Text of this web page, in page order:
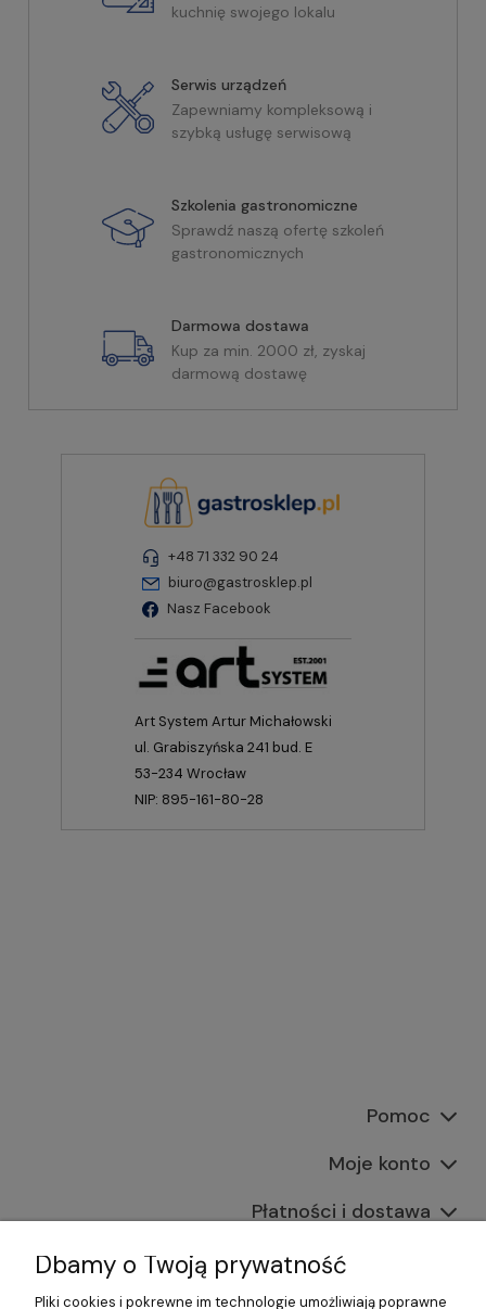
kuchnię swojego lokalu
Serwis urządzeń
Zapewniamy kompleksową i
szybką usługę serwisową
Szkolenia gastronomiczne
Sprawdź naszą ofertę szkoleń
gastronomicznych
Darmowa dostawa
Kup za min. 2000 zł, zyskaj
darmową dostawę
+48 71 332 90 24
biuro@gastrosklep.pl
Nasz Facebook
Art System Artur Michałowski
ul. Grabiszyńska 241 bud. E
53-234 Wrocław
NIP: 895-161-80-28
Pomoc
Moje konto
Płatności i dostawa
Informacje
Dbamy o Twoją prywatność
Pliki cookies i pokrewne im technologie umożliwiają poprawne